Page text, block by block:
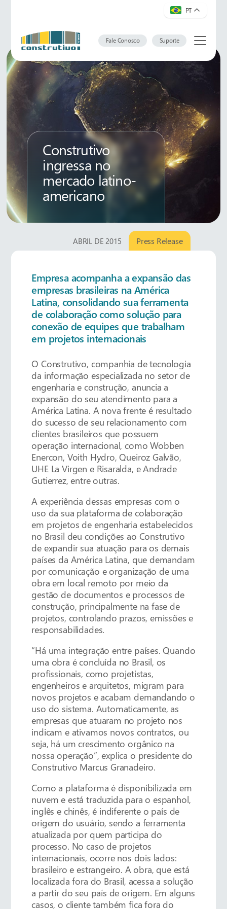
PT
Fale Conosco Suporte
Construtivo
ingressa no
mercado latino-
americano
ABRIL DE 2015 Press Release
Empresa acompanha a expansão das
empresas brasileiras na América
Latina, consolidando sua ferramenta
de colaboração como solução para
conexão de equipes que trabalham
em projetos internacionais
O Construtivo, companhia de tecnologia
da informação especializada no setor de
engenharia e construção, anuncia a
expansão do seu atendimento para a
América Latina. A nova frente é resultado
do sucesso de seu relacionamento com
clientes brasileiros que possuem
operação internacional, como Wobben
Enercon, Voith Hydro, Queiroz Galvão,
UHE La Virgen e Risaralda, e Andrade
Gutierrez, entre outras.
A experiência dessas empresas com o
uso da sua plataforma de colaboração
em projetos de engenharia estabelecidos
no Brasil deu condições ao Construtivo
de expandir sua atuação para os demais
países da América Latina, que demandam
por comunicação e organização de uma
obra em local remoto por meio da
gestão de documentos e processos de
construção, principalmente na fase de
projetos, controlando prazos, emissões e
responsabilidades.
“Há uma integração entre países. Quando
uma obra é concluída no Brasil, os
profissionais, como projetistas,
engenheiros e arquitetos, migram para
novos projetos e acabam demandando o
uso do sistema. Automaticamente, as
empresas que atuaram no projeto nos
indicam e ativamos novos contratos, ou
seja, há um crescimento orgânico na
nossa operação”, explica o presidente do
Construtivo Marcus Granadeiro.
Como a plataforma é disponibilizada em
nuvem e está traduzida para o espanhol,
inglês e chinês, é indiferente o país de
origem do usuário, sendo a ferramenta
atualizada por quem participa do
processo. No caso de projetos
internacionais, ocorre nos dois lados:
brasileiro e estrangeiro. A obra, que está
localizada fora do Brasil, acessa a solução
a partir do seu país de origem. Em alguns
casos, o cliente também fica fora do